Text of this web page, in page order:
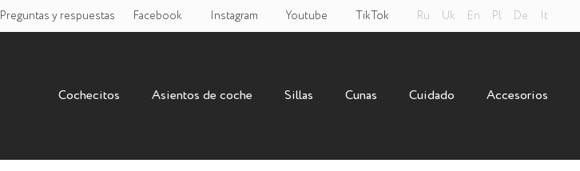
Preguntas y respuestas Facebook Instagram Youtube TikTok Ru Uk En Pl De It
Cochecitos Asientos de coche Sillas Cunas Cuidado Accesorios